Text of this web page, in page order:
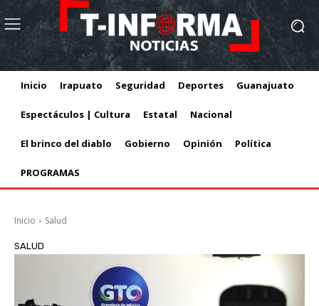
Inicio Irapuato Seguridad Deportes Guanajuato
Espectáculos | Cultura Estatal Nacional
El brinco del diablo Gobierno Opinión Política
PROGRAMAS
Inicio Salud
SALUD